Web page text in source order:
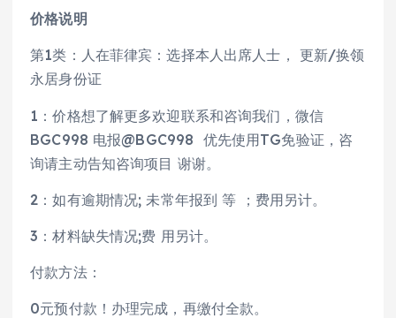
价格说明
第1类：人在菲律宾：选择本人出席人士， 更新/换领
永居身份证
1：价格想了解更多欢迎联系和咨询我们，微信
BGC998 电报@BGC998 优先使用TG免验证，咨
询请主动告知咨询项目 谢谢。
2：如有逾期情况; 未常年报到 等 ；费用另计。
3：材料缺失情况;费 用另计。
付款方法：
0元预付款！办理完成，再缴付全款。